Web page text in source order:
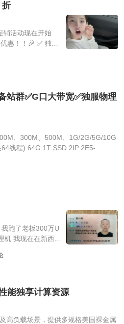
折
销活动现在开始
惠！！🎉 ✅ 独
/ 50M 32H / 32G
/ 8G / 1IP / ...
站群✅G口大带宽✅独服物理
、300M、500M、1G/2G/5G/10G
跑了老板300万U
我现在在新西兰
TG号叫柏林蓝马
能独享计算资源
高负载场景，提供多规格美国裸金属